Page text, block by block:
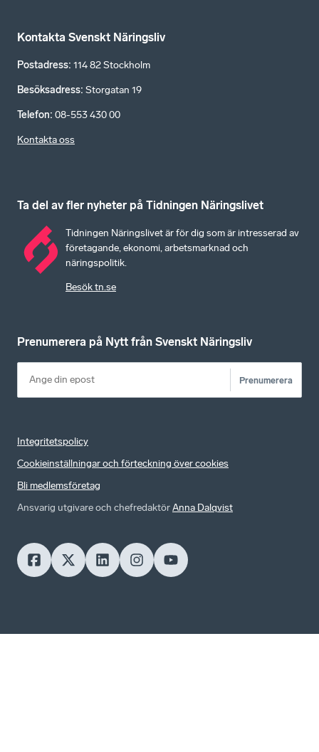
Kontakta Svenskt Näringsliv
Postadress: 114 82 Stockholm
Besöksadress: Storgatan 19
Telefon: 08-553 430 00
Kontakta oss
Ta del av fler nyheter på Tidningen Näringslivet
Tidningen Näringslivet är för dig som är intresserad av
företagande, ekonomi, arbetsmarknad och
näringspolitik.
Besök tn.se
Prenumerera på Nytt från Svenskt Näringsliv
Prenumerera
Integritetspolicy
Cookieinställningar och förteckning över cookies
Bli medlemsföretag
Ansvarig utgivare och chefredaktörAnna Dalqvist